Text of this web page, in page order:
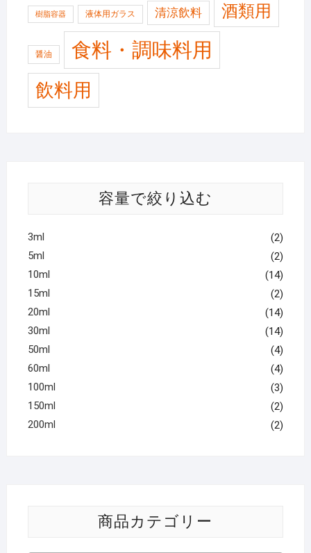
樹脂容器 液体用ガラス 清涼飲料 酒類用
醤油 食料・調味料用
飲料用
容量で絞り込む
3ml
(2)
5ml
(2)
10ml
(14)
15ml
(2)
20ml
(14)
30ml
(14)
50ml
(4)
60ml
(4)
100ml
(3)
150ml
(2)
200ml
(2)
商品カテゴリー